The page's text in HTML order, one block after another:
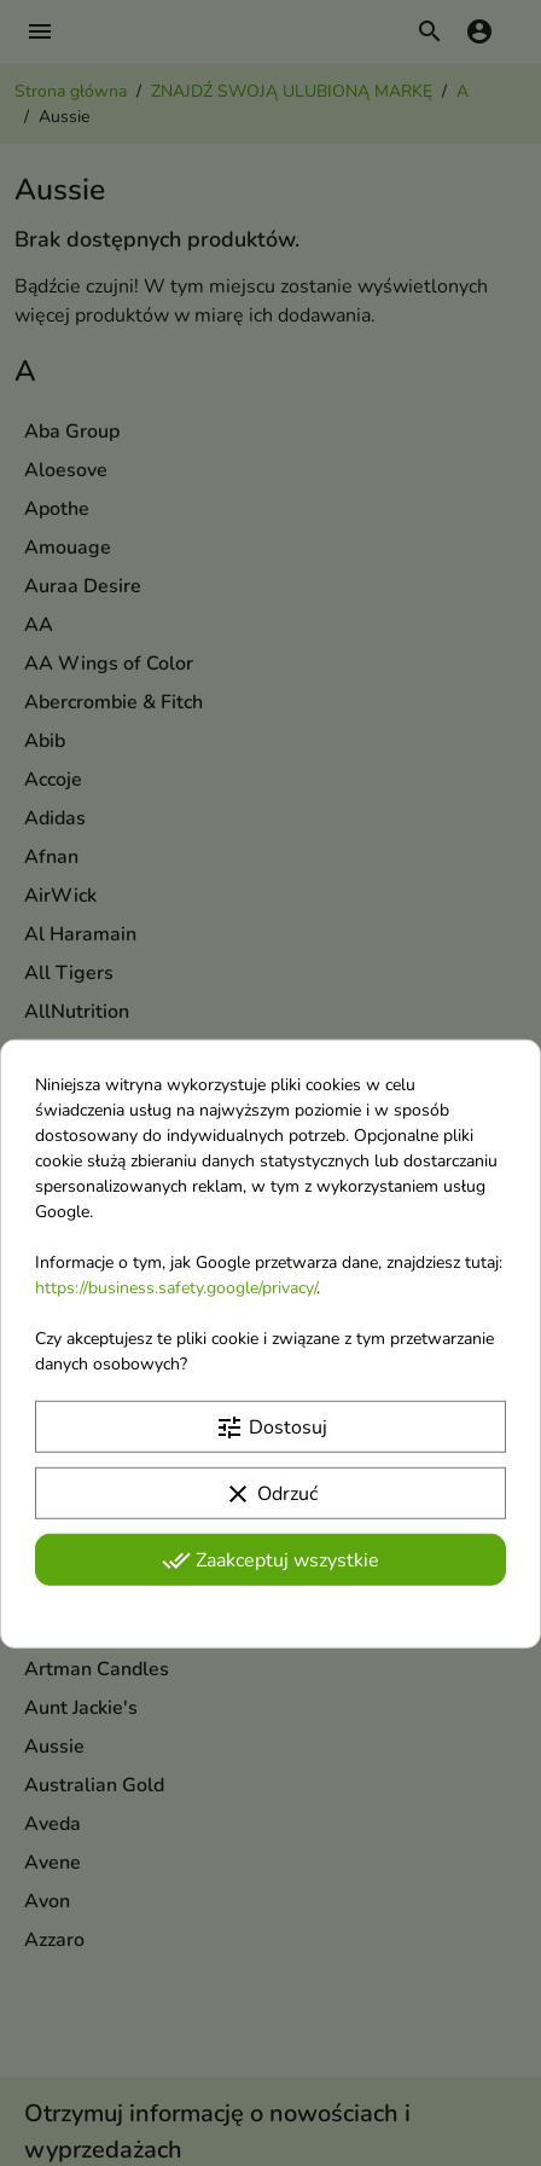
menu search account_circle
Strona główna ZNAJDŹ SWOJĄ ULUBIONĄ MARKĘ
A
Aussie
A
Aba Group
Aloesove
Apothe
Amouage
Auraa Desire
AA
AA Wings of Color
Abercrombie & Fitch
Abib
Accoje
Adidas
Afnan
AirWick
Al Haramain
All Tigers
AllNutrition
Angel Schlesser
Antonio Banderas
Anua
Anwen
Apis
Aquolina
Ardell
Ariana Grande
Armaf
Armani
Aroma
Artman Candles
Aunt Jackie's
Aussie
Australian Gold
Aveda
Avene
Avon
Azzaro
Aussie
Brak dostępnych produktów.
Bądźcie czujni! W tym miejscu zostanie wyświetlonych
więcej produktów w miarę ich dodawania.
Otrzymuj informację o nowościach i
wyprzedażach
Niniejsza witryna wykorzystuje pliki cookies w celu
świadczenia usług na najwyższym poziomie i w sposób
dostosowany do indywidualnych potrzeb. Opcjonalne pliki
cookie służą zbieraniu danych statystycznych lub dostarczaniu
spersonalizowanych reklam, w tym z wykorzystaniem usług
Google.
Informacje o tym, jak Google przetwarza dane, znajdziesz tutaj:
https://business.safety.google/privacy/.
Czy akceptujesz te pliki cookie i związane z tym przetwarzanie
danych osobowych?
tune Dostosuj
clear Odrzuć
done_allZaakceptuj wszystkie